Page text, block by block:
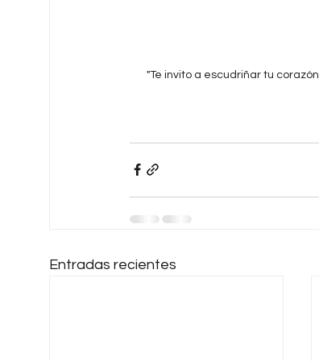
"Te invito a escudriñar tu
Entradas recientes